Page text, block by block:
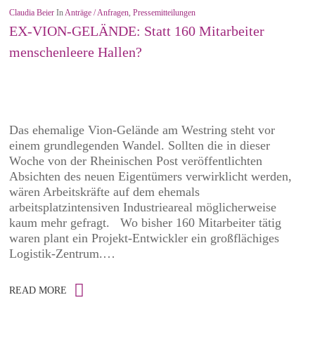
Claudia Beier InAnträge / Anfragen,Pressemitteilungen
EX-VION-GELÄNDE: Statt 160 Mitarbeiter
menschenleere Hallen?
Das ehemalige Vion-Gelände am Westring steht vor
einem grundlegenden Wandel. Sollten die in dieser
Woche von der Rheinischen Post veröffentlichten
Absichten des neuen Eigentümers verwirklicht werden,
wären Arbeitskräfte auf dem ehemals
arbeitsplatzintensiven Industrieareal möglicherweise
kaum mehr gefragt. Wo bisher 160 Mitarbeiter tätig
waren plant ein Projekt-Entwickler ein großflächiges
Logistik-Zentrum.…
READ MORE